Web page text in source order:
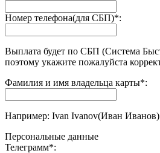
Номер телефона(для СБП)*:
Выплата будет по СБП (Система
поэтому укажите пожалуйста
Фамилия и имя владельца карты*:
Например: Ivan Ivanov(Иван Иванов)
Персональные данные
Телеграмм*: